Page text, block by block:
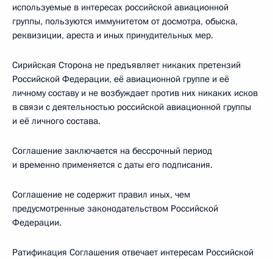
используемые в интересах российской авиационной
группы, пользуются иммунитетом от досмотра, обыска,
реквизиции, ареста и иных принудительных мер.
Сирийская Сторона не предъявляет никаких претензий
Российской Федерации, её авиационной группе и её
личному составу и не возбуждает против них никаких исков
в связи с деятельностью российской авиационной группы
и её личного состава.
Соглашение заключается на бессрочный период
и временно применяется с даты его подписания.
Соглашение не содержит правил иных, чем
предусмотренные законодательством Российской
Федерации.
Ратификация Соглашения отвечает интересам Российской